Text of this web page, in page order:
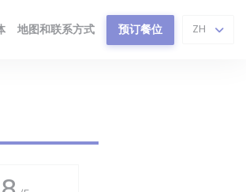
地图和联系方式 预订餐位 ZH